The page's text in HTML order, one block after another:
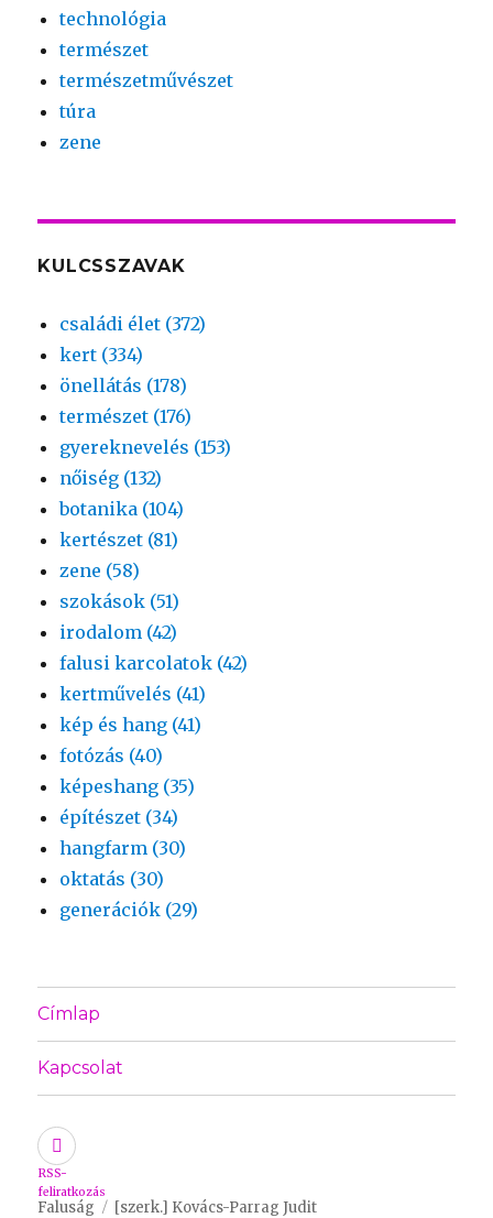
technológia
természet
természetművészet
túra
zene
KULCSSZAVAK
családi élet (372)
kert (334)
önellátás (178)
természet (176)
gyereknevelés (153)
nőiség (132)
botanika (104)
kertészet (81)
zene (58)
szokások (51)
irodalom (42)
falusi karcolatok (42)
kertművelés (41)
kép és hang (41)
fotózás (40)
képeshang (35)
építészet (34)
hangfarm (30)
oktatás (30)
generációk (29)
Címlap
Kapcsolat
RSS-
feliratkozás
Faluság [szerk.] Kovács-Parrag Judit